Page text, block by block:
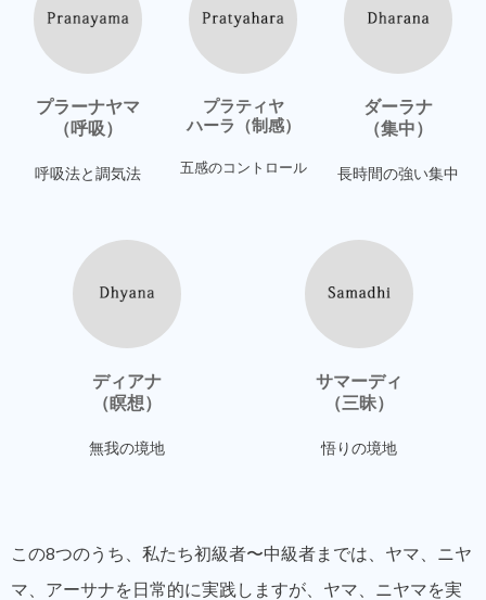
プラーナヤマ
（呼吸）
呼吸法と調気法
プラティヤ
ハーラ（制感）
五感のコントロール
ダーラナ
（集中）
長時間の強い集中
ディアナ
（瞑想）
無我の境地
サマーディ
（三昧）
悟りの境地
この8つのうち、私たち初級者〜中級者までは、ヤマ、ニヤ
マ、アーサナを日常的に実践しますが、ヤマ、ニヤマを実